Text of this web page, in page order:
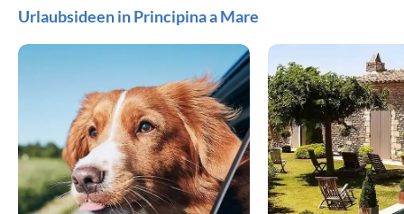
Urlaubsideen in Principina a Mare